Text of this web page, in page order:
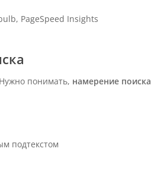
PageSpeed Insights
понимать, намерение поиска
подтекстом